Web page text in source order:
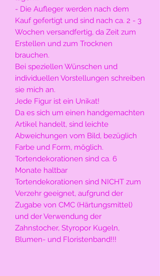
- Die Aufleger werden nach dem
Kauf gefertigt und sind nach ca. 2 - 3
Wochen versandfertig, da Zeit zum
Erstellen und zum Trocknen
brauchen.
Bei speziellen Wünschen und
individuellen Vorstellungen schreiben
sie mich an.
Jede Figur ist ein Unikat!
Da es sich um einen handgemachten
Artikel handelt, sind leichte
Abweichungen vom Bild, bezüglich
Farbe und Form, möglich.
Tortendekorationen sind ca. 6
Monate haltbar
Tortendekorationen sind NICHT zum
Verzehr geeignet, aufgrund der
Zugabe von CMC (Härtungsmittel)
und der Verwendung der
Zahnstocher, Styropor Kugeln,
Blumen- und Floristenband!!!